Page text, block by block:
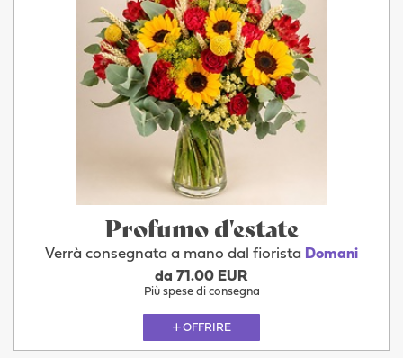
Profumo d'estate
Verrà consegnata a mano dal fiorista Domani
da 71.00 EUR
Più spese di consegna
OFFRIRE